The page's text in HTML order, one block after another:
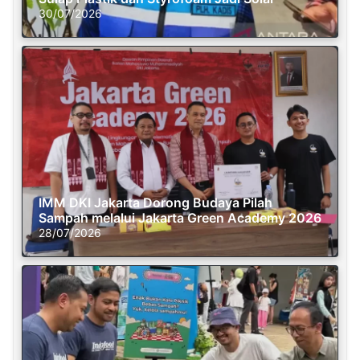
30/07/2026
IMM DKI Jakarta Dorong Budaya Pilah
Sampah melalui Jakarta Green Academy 2026
28/07/2026